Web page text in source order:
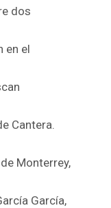
dos
en el
Cantera.
Monterrey,
García,